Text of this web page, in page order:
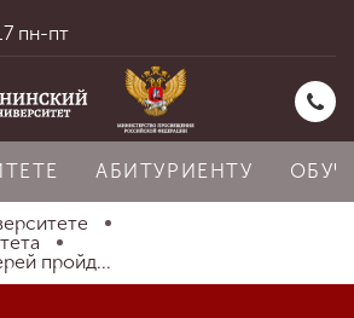
пн-пт
АБИТУРИЕНТУ
пройд...